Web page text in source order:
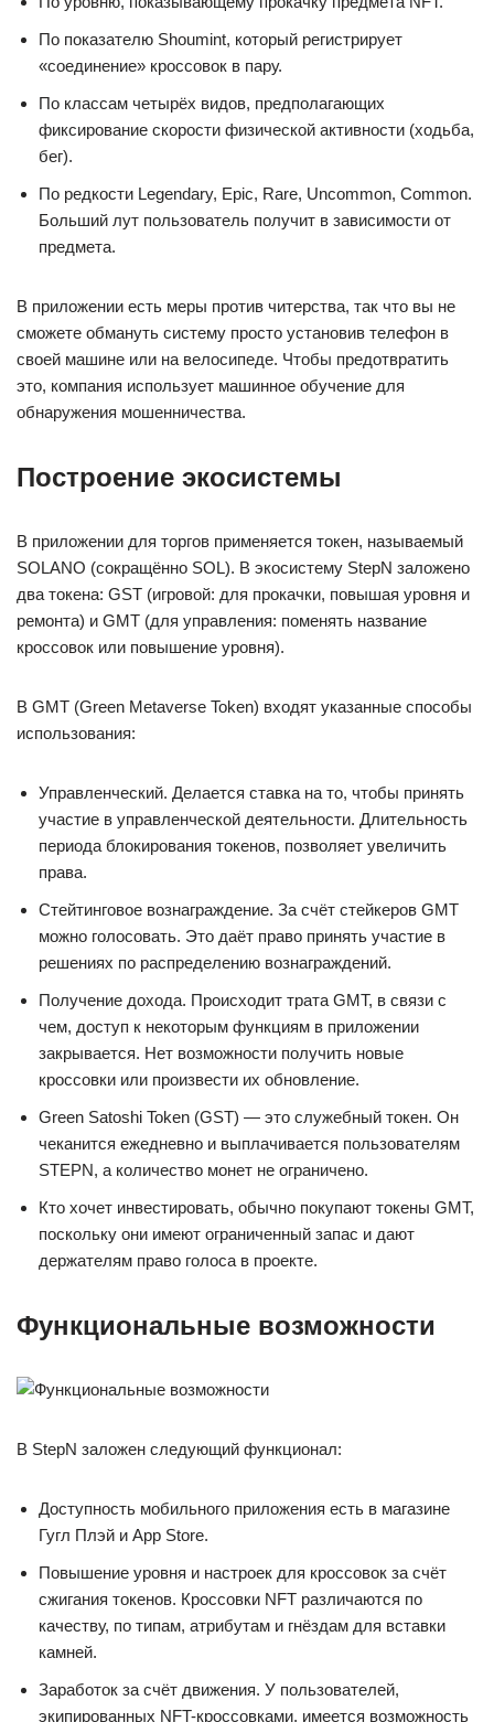
По показателю Shoumint, который регистрирует
«соединение» кроссовок в пару.
По классам четырёх видов, предполагающих
фиксирование скорости физической активности (ходьба,
бег).
По редкости Legendary, Epic, Rare, Uncommon, Common.
Больший лут пользователь получит в зависимости от
предмета.
В приложении есть меры против читерства, так что вы не
сможете обмануть систему просто установив телефон в
своей машине или на велосипеде. Чтобы предотвратить
это, компания использует машинное обучение для
обнаружения мошенничества.
Построение экосистемы
В приложении для торгов применяется токен, называемый
SOLANO (сокращённо SOL). В экосистему StepN заложено
два токена: GST (игровой: для прокачки, повышая уровня и
ремонта) и GMT (для управления: поменять название
кроссовок или повышение уровня).
В GMT (Green Metaverse Token) входят указанные способы
использования:
Управленческий. Делается ставка на то, чтобы принять
участие в управленческой деятельности. Длительность
периода блокирования токенов, позволяет увеличить
права.
Стейтинговое вознаграждение. За счёт стейкеров GMT
можно голосовать. Это даёт право принять участие в
решениях по распределению вознаграждений.
Получение дохода. Происходит трата GMT, в связи с
чем, доступ к некоторым функциям в приложении
закрывается. Нет возможности получить новые
кроссовки или произвести их обновление.
Green Satoshi Token (GST) — это служебный токен. Он
чеканится ежедневно и выплачивается пользователям
STEPN, а количество монет не ограничено.
Кто хочет инвестировать, обычно покупают токены GMT,
поскольку они имеют ограниченный запас и дают
держателям право голоса в проекте.
Функциональные возможности
В StepN заложен следующий функционал:
Доступность мобильного приложения есть в магазине
Гугл Плэй и App Store.
Повышение уровня и настроек для кроссовок за счёт
сжигания токенов. Кроссовки NFT различаются по
качеству, по типам, атрибутам и гнёздам для вставки
камней.
Заработок за счёт движения. У пользователей,
экипированных NFT-кроссовками, имеется возможность